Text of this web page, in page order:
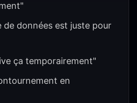
de données est juste pour
ça temporairement"
en